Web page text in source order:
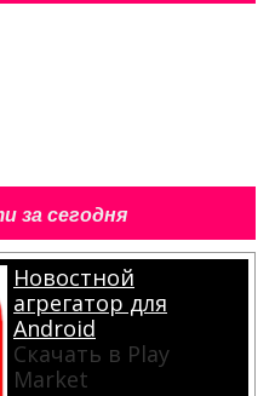
за сегодня
Новостной
агрегатор для
Android
Скачать в Play
Market